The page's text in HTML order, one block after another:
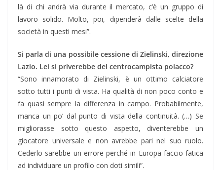
là di chi andrà via durante il mercato, c’è un gruppo di
lavoro solido. Molto, poi, dipenderà dalle scelte della
società in questi mesi”.
Si parla di una possibile cessione di Zielinski, direzione
Lazio. Lei si priverebbe del centrocampista polacco?
“Sono innamorato di Zielinski, è un ottimo calciatore
sotto tutti i punti di vista. Ha qualità di non poco conto e
fa quasi sempre la differenza in campo. Probabilmente,
manca un po’ dal punto di vista della continuità. (…) Se
migliorasse sotto questo aspetto, diventerebbe un
giocatore universale e non avrebbe pari nel suo ruolo.
Cederlo sarebbe un errore perché in Europa faccio fatica
ad individuare un profilo con doti simili”.